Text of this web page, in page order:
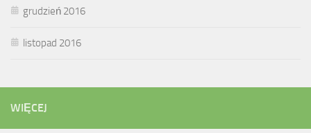
grudzień 2016
listopad 2016
WIĘCEJ